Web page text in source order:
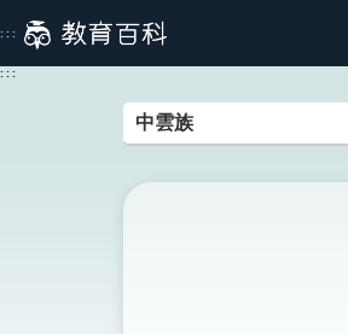
到
主
:::
:::